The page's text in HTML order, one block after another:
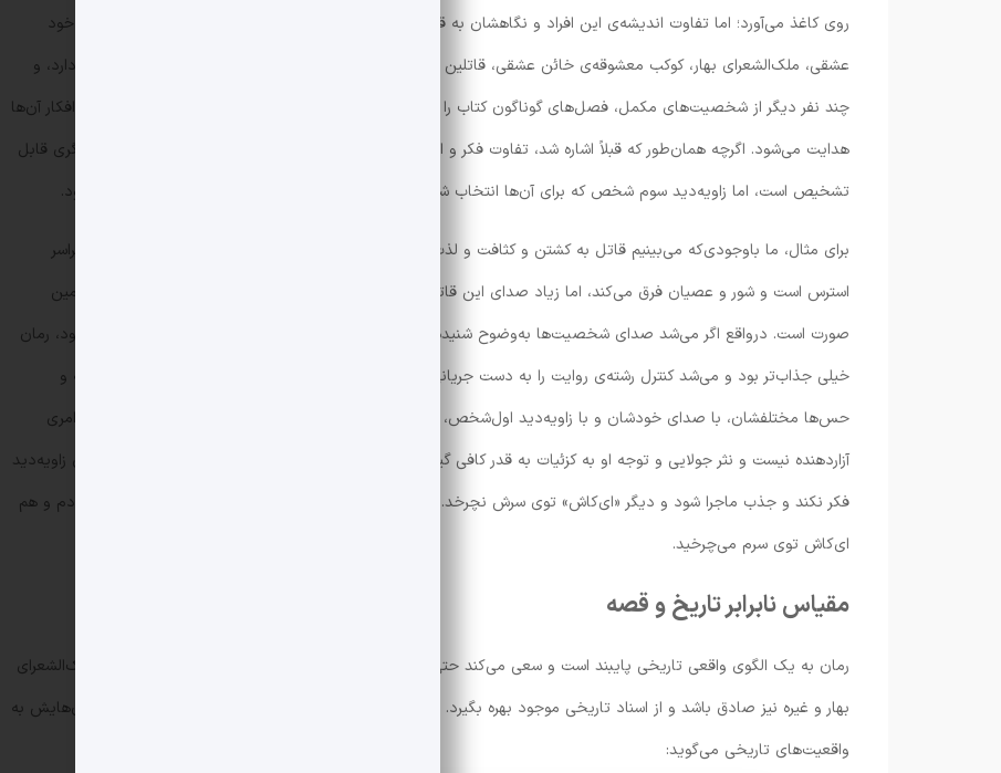
روی کاغذ می‌آورد؛ اما تفاوت اندیشه‌ی این افراد و نگاهشان به قضیه‌ی ترور، در هرکدام از فصل‌ها به خوبی مشهود است. خود
عشقی، ملک‌الشعرای بهار، کوکب معشوقه‌‌ی خائن عشقی، قاتلین او، ریاست نظمیه، یک شازده خانم که عشقی او را دوست دارد، و
چند نفر دیگر از شخصیت‌های مکمل، فصل‌های گوناگون کتاب را به خودشان اختصاص می‌دهند و رشته‌ی روایت، از طریق افکار آن‌ها
هدایت می‌شود. اگرچه همان‌طور که قبلاً اشاره شد، تفاوت فکر و اندیشه و نوع نگاه این افراد در هر فصل مشخص و از دیگری قابل
تشخیص است، اما زاویه‌دید سوم شخص که برای آن‌ها انتخاب شده، گویا همزمان نقطه‌ی ضعف و قوت اثر محسوب می‌شود.
برای مثال، ما باوجودی‌که می‌بینیم قاتل به کشتن و کثافت و لذت بردن از آن فکر می‌کند و مثلاً اندیشه‌اش با عشقی که سراسر
استرس است و شور و عصیان فرق می‌کند، اما زیاد صدای این قاتل را در متن نمی‌شنویم. درباره‌ی سایر افراد هم وضع به همین
صورت است. درواقع اگر می‌شد صدای شخصیت‌‌ها به‌وضوح شنیده شود و برای آن‌ها لحن و گفتار منحصربه‌خودشان خلق شود، رمان
خیلی جذاب‌‌تر بود و می‌شد کنترل رشته‌ی روایت را به دست جریانی سیال که در ذهن شخصیت‌ها جاری است داد تا اندیشه و
حس‌ها مختلفشان، با صدای خودشان و با زاویه‌دید اول‌شخص، روی کاغذ بیاید. اما به هرحال، این زاویه‌دید انتخابی هم امری
آزاردهنده نیست و نثر جولایی و توجه او به کزئیات به قدر کافی گیرا هست که خواننده موقع ورق زدن کتاب، زیاد به مسئله‌ی زاویه‌دید
فکر نکند و جذب ماجرا شود و دیگر «ای‌کاش» توی سرش نچرخد. برخورد من با ماجرا؟ می‌توانم بگویم هم جذب آن شده بودم و هم
ای‌کاش توی سرم می‌چرخید.
مقیاس نابرابر تاریخ و قصه
رمان به یک الگوی واقعی تاریخی پایبند است و سعی می‌کند حتی در جزئیاتی مانند رابطه‌ی عشقی با آیت‌الله مدرس یا ملک‌الشعرای
بهار و غیره نیز صادق باشد و از اسناد تاریخی موجود بهره بگیرد. خود جولایی در مصاحبه‌ای، در زمینه‌ی میزان وفاداری رمان‌هایش به
واقعیت‌های تاریخی می‌گوید: